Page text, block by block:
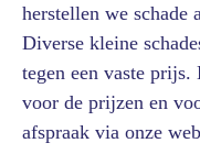
herstellen we schade
Diverse kleine
tegen een vaste
voor de prijzen en
afspraak via onze